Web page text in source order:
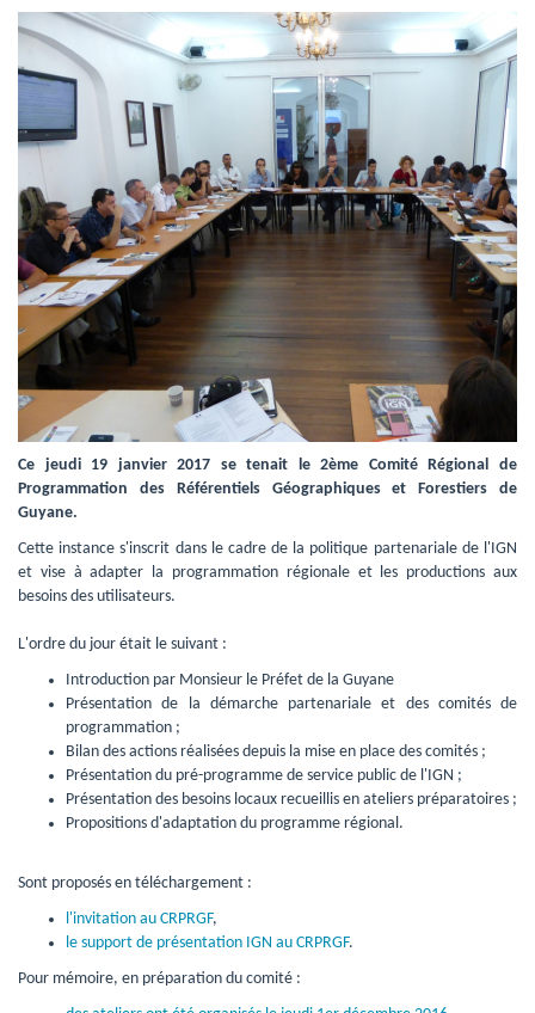
Ce jeudi 19 janvier 2017 se tenait le 2ème Comité Régional de
Programmation des Référentiels Géographiques et Forestiers de
Guyane.
Cette instance s'inscrit dans le cadre de la politique partenariale de l'IGN
et vise à adapter la programmation régionale et les productions aux
besoins des utilisateurs.
L'ordre du jour était le suivant :
Introduction par Monsieur le Préfet de la Guyane
Présentation de la démarche partenariale et des comités de
programmation ;
Bilan des actions réalisées depuis la mise en place des comités ;
Présentation du pré-programme de service public de l'IGN ;
Présentation des besoins locaux recueillis en ateliers préparatoires ;
Propositions d'adaptation du programme régional.
Sont proposés en téléchargement :
l'invitation au CRPRGF,
le support de présentation IGN au CRPRGF.
Pour mémoire, en préparation du comité :